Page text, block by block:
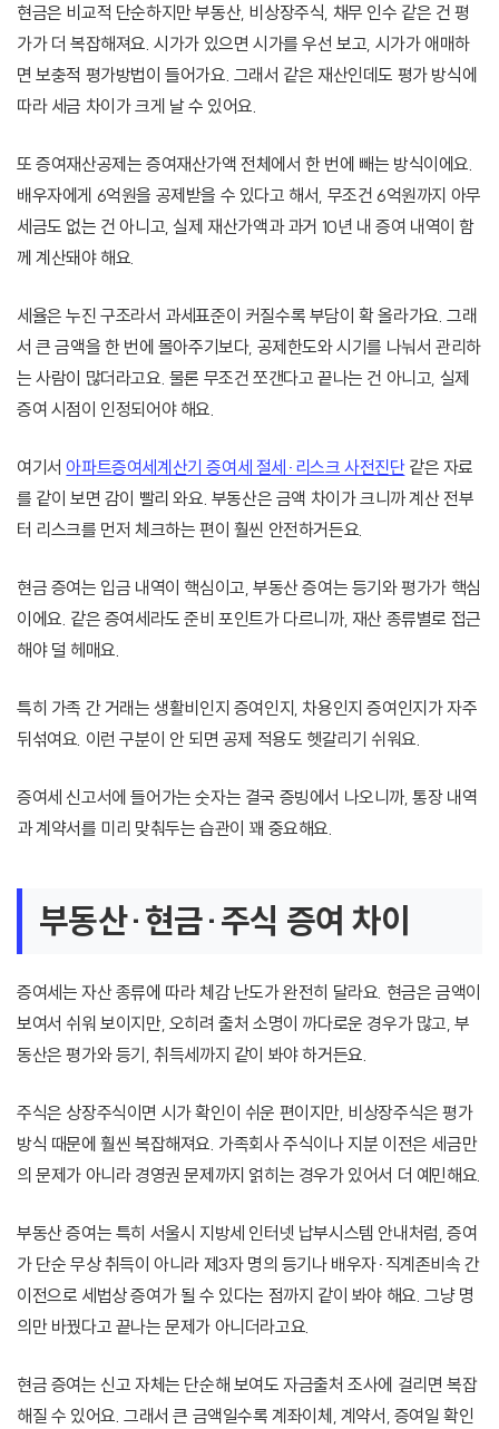
현금은 비교적 단순하지만 부동산, 비상장주식, 채무 인수 같은 건 평
가가 더 복잡해져요. 시가가 있으면 시가를 우선 보고, 시가가 애매하
면 보충적 평가방법이 들어가요. 그래서 같은 재산인데도 평가 방식에
따라 세금 차이가 크게 날 수 있어요.
또 증여재산공제는 증여재산가액 전체에서 한 번에 빼는 방식이에요.
배우자에게 6억원을 공제받을 수 있다고 해서, 무조건 6억원까지 아무
세금도 없는 건 아니고, 실제 재산가액과 과거 10년 내 증여 내역이 함
께 계산돼야 해요.
세율은 누진 구조라서 과세표준이 커질수록 부담이 확 올라가요. 그래
서 큰 금액을 한 번에 몰아주기보다, 공제한도와 시기를 나눠서 관리하
는 사람이 많더라고요. 물론 무조건 쪼갠다고 끝나는 건 아니고, 실제
증여 시점이 인정되어야 해요.
여기서아파트증여세계산기 증여세 절세·리스크 사전진단같은 자료
를 같이 보면 감이 빨리 와요. 부동산은 금액 차이가 크니까 계산 전부
터 리스크를 먼저 체크하는 편이 훨씬 안전하거든요.
현금 증여는 입금 내역이 핵심이고, 부동산 증여는 등기와 평가가 핵심
이에요. 같은 증여세라도 준비 포인트가 다르니까, 재산 종류별로 접근
해야 덜 헤매요.
특히 가족 간 거래는 생활비인지 증여인지, 차용인지 증여인지가 자주
뒤섞여요. 이런 구분이 안 되면 공제 적용도 헷갈리기 쉬워요.
증여세 신고서에 들어가는 숫자는 결국 증빙에서 나오니까, 통장 내역
과 계약서를 미리 맞춰두는 습관이 꽤 중요해요.
부동산·현금·주식 증여 차이
증여세는 자산 종류에 따라 체감 난도가 완전히 달라요. 현금은 금액이
보여서 쉬워 보이지만, 오히려 출처 소명이 까다로운 경우가 많고, 부
동산은 평가와 등기, 취득세까지 같이 봐야 하거든요.
주식은 상장주식이면 시가 확인이 쉬운 편이지만, 비상장주식은 평가
방식 때문에 훨씬 복잡해져요. 가족회사 주식이나 지분 이전은 세금만
의 문제가 아니라 경영권 문제까지 얽히는 경우가 있어서 더 예민해요.
부동산 증여는 특히 서울시 지방세 인터넷 납부시스템 안내처럼, 증여
가 단순 무상 취득이 아니라 제3자 명의 등기나 배우자·직계존비속 간
이전으로 세법상 증여가 될 수 있다는 점까지 같이 봐야 해요. 그냥 명
의만 바꿨다고 끝나는 문제가 아니더라고요.
현금 증여는 신고 자체는 단순해 보여도 자금출처 조사에 걸리면 복잡
해질 수 있어요. 그래서 큰 금액일수록 계좌이체, 계약서, 증여일 확인